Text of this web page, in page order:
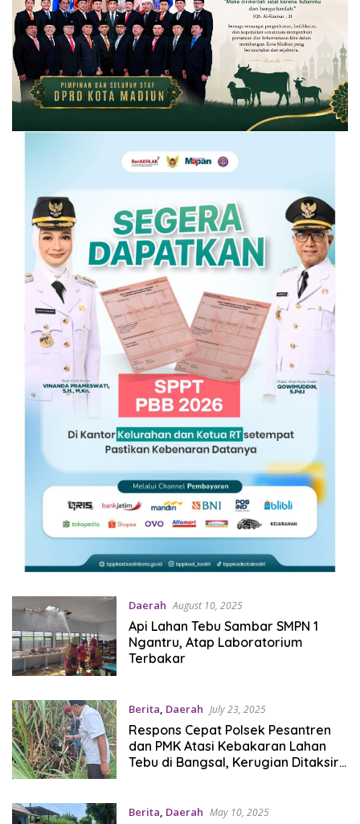
Daerah August 10, 2025
Api Lahan Tebu Sambar SMPN 1
Ngantru, Atap Laboratorium
Terbakar
Berita, Daerah July 23, 2025
Respons Cepat Polsek Pesantren
dan PMK Atasi Kebakaran Lahan
Tebu di Bangsal, Kerugian Ditaksir
Berita, Daerah May 10, 2025